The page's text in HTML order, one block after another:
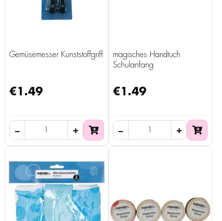
Gemüsemesser Kunststoffgriff
€1.49
magisches Handtuch
Schulanfang
€1.49